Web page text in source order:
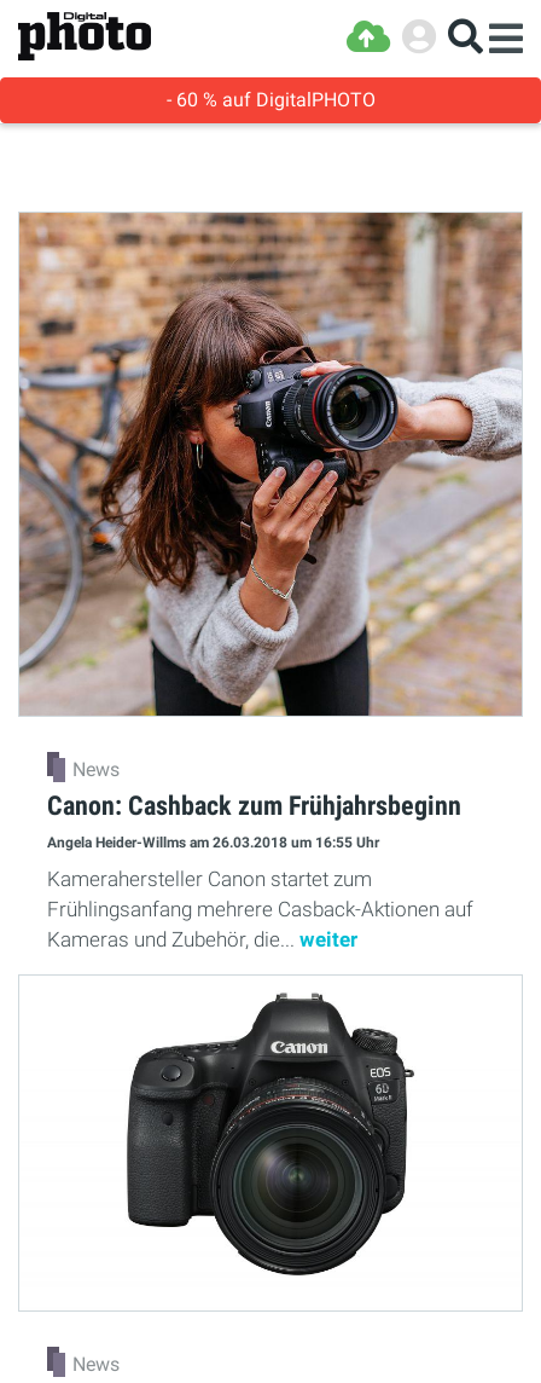
- 60 % auf DigitalPHOTO
News
Canon: Cashback zum Frühjahrsbeginn
Angela Heider-Willms am 26.03.2018 um 16:55 Uhr
Kamerahersteller Canon startet zum
Frühlingsanfang mehrere Casback-Aktionen auf
Kameras und Zubehör, die... weiter
News